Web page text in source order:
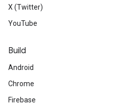
X (Twitter)
YouTube
Build
Android
Chrome
Firebase